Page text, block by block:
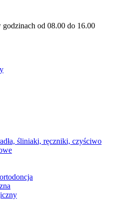
od 08.00 do 16.00
śliniaki, ręczniki, czyściwo